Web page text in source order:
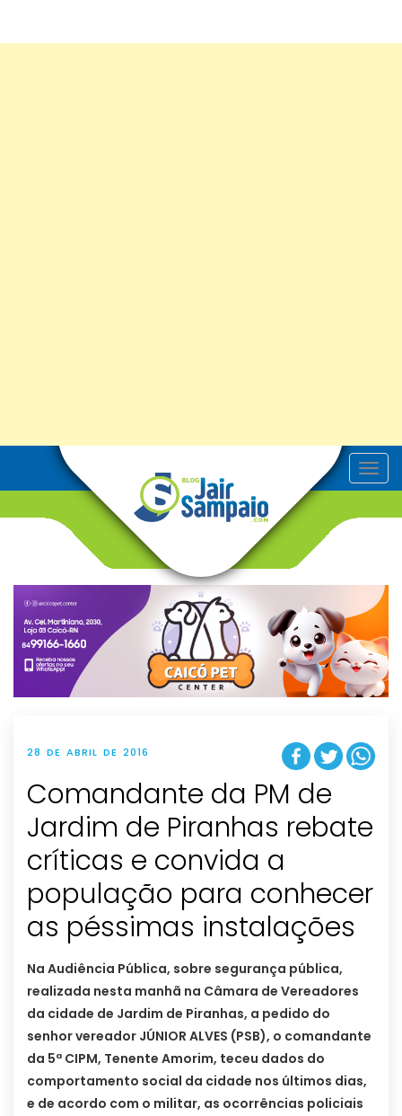
T
o
v
g
t
i
o
n
28 DE ABRIL DE 2016
Comandante da PM de
Jardim de Piranhas rebate
críticas e convida a
população para conhecer
as péssimas instalações
Na Audiência Pública, sobre segurança pública,
realizada nesta manhã na Câmara de Vereadores
da cidade de Jardim de Piranhas, a pedido do
senhor vereador JÚNIOR ALVES (PSB), o comandante
da 5ª CIPM, Tenente Amorim, teceu dados do
comportamento social da cidade nos últimos dias,
e de acordo com o militar, as ocorrências policiais